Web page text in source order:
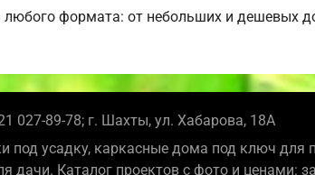
формата: от небольших и дешевых
027-89-78; г. Шахты, ул. Хабарова, 18А
под усадку, каркасные дома под ключ для
дачи. Каталог проектов с фото и ценами: